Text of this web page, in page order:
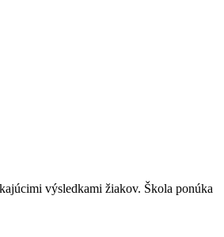
výsledkami žiakov. Škola ponúka